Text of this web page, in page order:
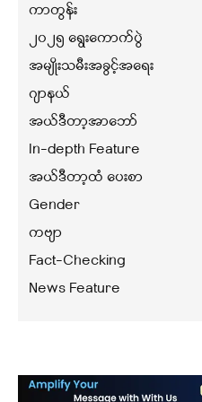
ကာတွန်း
၂၀၂၅ ရွေးကောက်ပွဲ
အမျိုးသမီးအခွင့်အရေး
ဂျာနယ်
အယ်ဒီတာ့အာဘော်
In-depth Feature
အယ်ဒီတာ့ထံ ပေးစာ
Gender
ကဗျာ
Fact-Checking
News Feature